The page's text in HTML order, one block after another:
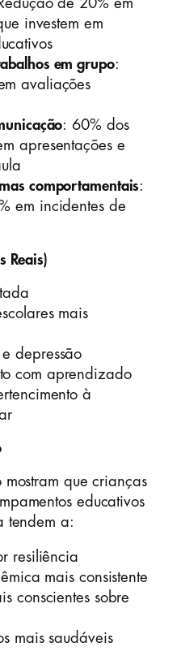
de 20% em
investem em
em grupo:
avaliações
: 60% dos
apresentações e
comportamentais:
em incidentes de
Reais)
mais
depressão
com aprendizado
à
mostram que crianças
educativos
tendem a:
resiliência
mais consistente
conscientes sobre
mais saudáveis